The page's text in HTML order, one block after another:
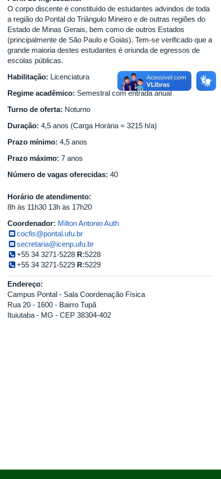
O corpo discente é constituído de estudantes advindos de toda
a região do Pontal do Triângulo Mineiro e de outras regiões do
Estado de Minas Gerais, bem como de outros Estados
(principalmente de São Paulo e Goiás). Tem-se verificado que a
grande maioria destes estudantes é oriunda de egressos de
escolas públicas.
Habilitação: Licenciatura
Regime acadêmico: Semestral com entrada anual
Turno de oferta: Noturno
Duração: 4,5 anos (Carga Horária = 3215 h/a)
Prazo mínimo: 4,5 anos
Prazo máximo: 7 anos
Número de vagas oferecidas: 40
Horário de atendimento:
8h às 11h30 13h às 17h20
Coordenador: Milton Antonio Auth
cocfis@pontal.ufu.br
secretaria@icenp.ufu.br
+55 34 3271-5228 R:5228
+55 34 3271-5229 R:5229
Endereço:
Campus Pontal - Sala Coordenação Física
Rua 20 - 1600 - Bairro Tupã
Ituiutaba - MG - CEP 38304-402